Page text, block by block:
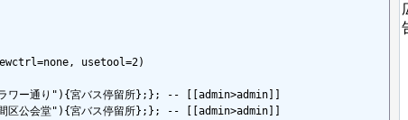
usetool=2)
通り"){宮バス停留所};}; -- [[admin>admin]]
会堂"){宮バス停留所};}; -- [[admin>admin]]